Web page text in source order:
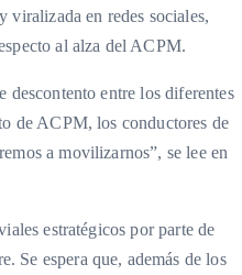
viralizada en redes sociales,
al alza del ACPM.
descontento entre los diferentes
de ACPM, los conductores de
a movilizarnos”, se lee en
estratégicos por parte de
Se espera que, además de los